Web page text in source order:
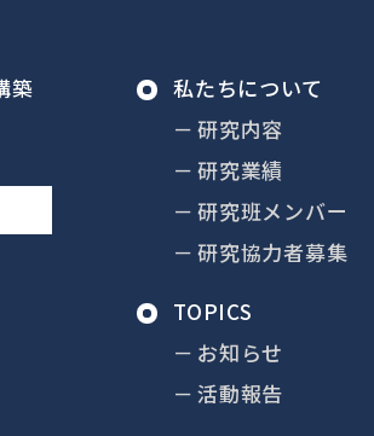
私たちについて
研究内容
研究業績
研究班メンバー
研究協力者募集
TOPICS
お知らせ
活動報告